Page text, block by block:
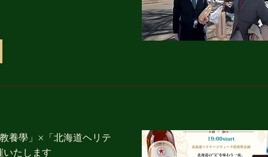
養學」×「北海道ヘリテ
いたします